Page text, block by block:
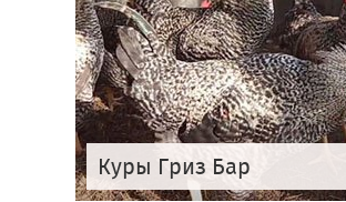
Куры Гриз Бар